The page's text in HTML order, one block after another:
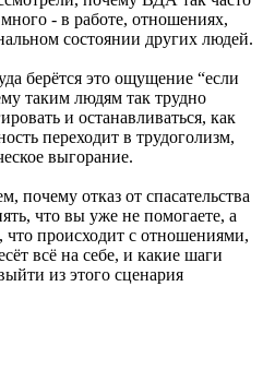
- в работе, отношениях,
состоянии других людей.
берётся это ощущение “если
таким людям так трудно
и останавливаться, как
переходит в трудоголизм,
выгорание.
почему отказ от спасательства
что вы уже не помогаете, а
что происходит с отношениями,
всё на себе, и какие шаги
из этого сценария